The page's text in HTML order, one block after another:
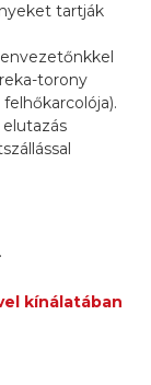
tartják
torony
kínálatában